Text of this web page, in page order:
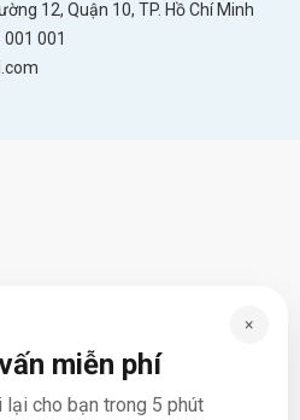
12, Quận 10, TP. Hồ Chí Minh
001
×
miễn phí
lại cho bạn trong 5 phút